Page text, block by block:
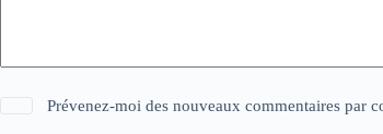
Prévenez-moi des nouveaux commentaires par